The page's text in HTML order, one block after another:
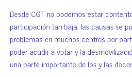
Desde CGT no podemos estar
participación tan baja, las causas se
problemas en muchos centros por
poder acudir a votar y la
una parte importante de los y las